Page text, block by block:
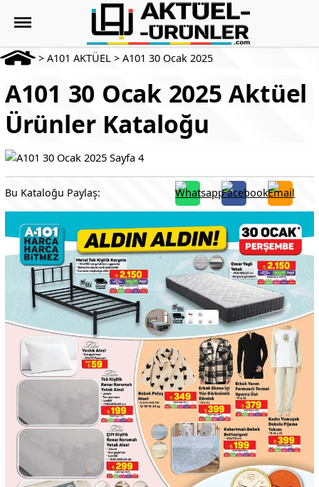
> A101 AKTÜEL > A101 30 Ocak 2025
A101 30 Ocak 2025 Aktüel
Ürünler Kataloğu
Bu Kataloğu Paylaş: